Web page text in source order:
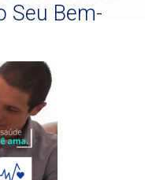
Seu Bem-